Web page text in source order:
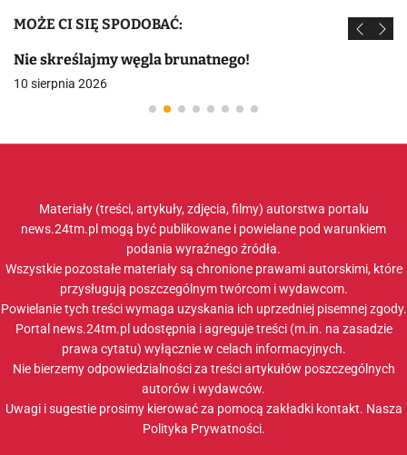
MOŻE CI SIĘ SPODOBAĆ:
Nie skreślajmy węgla brunatnego!
10 sierpnia 2026
Materiały (treści, artykuły, zdjęcia, filmy) autorstwa portalu
news.24tm.pl mogą być publikowane i powielane pod warunkiem
podania wyraźnego źródła.
Wszystkie pozostałe materiały są chronione prawami autorskimi, które
przysługują poszczególnym twórcom i wydawcom.
Powielanie tych treści wymaga uzyskania ich uprzedniej pisemnej zgody.
Portal news.24tm.pl udostępnia i agreguje treści (m.in. na zasadzie
prawa cytatu) wyłącznie w celach informacyjnych.
Nie bierzemy odpowiedzialności za treści artykułów poszczególnych
autorów i wydawców.
Uwagi i sugestie prosimy kierować za pomocą zakładki kontakt. Nasza
Polityka Prywatności.